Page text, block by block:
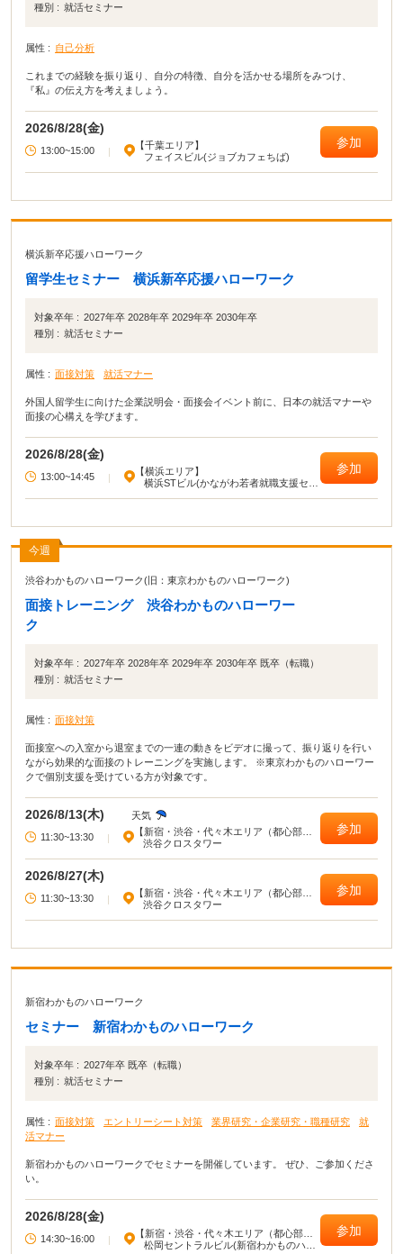
種別 : 就活セミナー
属性 : 自己分析
これまでの経験を振り返り、自分の特徴、自分を活かせる場所をみつけ、
『私』の伝え方を考えましょう。
2026/8/28(金)
13:00~15:00 |
【千葉エリア】
フェイスビル(ジョブカフェちば)
参加
横浜新卒応援ハローワーク
留学生セミナー 横浜新卒応援ハローワーク
対象卒年 : 2027年卒 2028年卒 2029年卒 2030年卒
種別 : 就活セミナー
属性 : 面接対策 就活マナー
外国人留学生に向けた企業説明会・面接会イベント前に、日本の就活マナーや
面接の心構えを学びます。
2026/8/28(金)
13:00~14:45 |
【横浜エリア】
横浜STビル(かながわ若者就職支援セン
参加
今週
渋谷わかものハローワーク(旧：東京わかものハローワーク)
面接トレーニング 渋谷わかものハローワー
ク
対象卒年 : 2027年卒 2028年卒 2029年卒 2030年卒 既卒（転職）
種別 : 就活セミナー
属性 : 面接対策
面接室への入室から退室までの一連の動きをビデオに撮って、振り返りを行い
ながら効果的な面接のトレーニングを実施します。 ※東京わかものハローワー
クで個別支援を受けている方が対象です。
2026/8/13(木)
天気
11:30~13:30
|
【新宿・渋谷・代々木エリア（都心部西
部）】
渋谷クロスタワー
参加
2026/8/27(木)
11:30~13:30 |
【新宿・渋谷・代々木エリア（都心部西
部）】
渋谷クロスタワー
参加
新宿わかものハローワーク
セミナー 新宿わかものハローワーク
対象卒年 : 2027年卒 既卒（転職）
種別 : 就活セミナー
属性 : 面接対策 エントリーシート対策 業界研究・企業研究・職種研究
就
活マナー
新宿わかものハローワークでセミナーを開催しています。 ぜひ、ご参加くださ
い。
2026/8/28(金)
14:30~16:00 |
【新宿・渋谷・代々木エリア（都心部西
部）】
松岡セントラルビル(新宿わかものハロ
参加